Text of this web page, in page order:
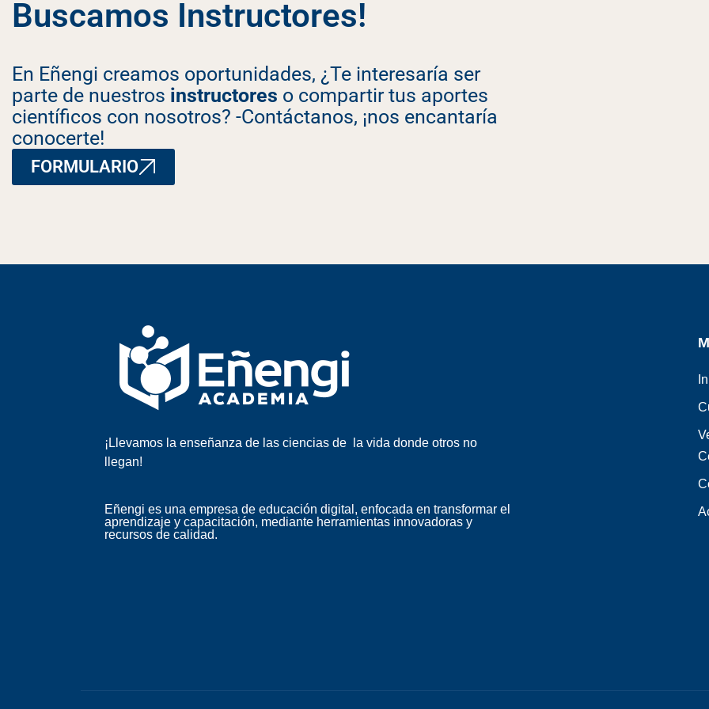
Buscamos Instructores!
En Eñengi creamos oportunidades, ¿Te interesaría ser
parte de nuestros instructores o compartir tus aportes
científicos con nosotros? -Contáctanos, ¡nos encantaría
conocerte!
FORMULARIO
¡Llevamos la enseñanza de las ciencias de la vida donde otros no
llegan!
Eñengi es una empresa de educación digital , enfocada en transformar el
aprendizaje y capacitación, mediante herramientas innovadoras y
recursos de calidad.